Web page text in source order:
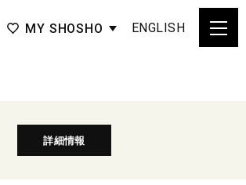
MY SHOSHO ENGLISH
詳細情報